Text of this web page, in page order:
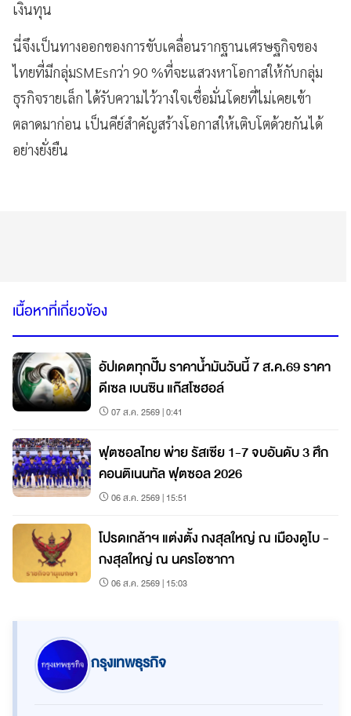
เงินทุน
นี่จึงเป็นทางออกของการขับเคลื่อนรากฐานเศรษฐกิจของ
ไทยที่มีกลุ่มSMEsกว่า 90 %ที่จะแสวงหาโอกาสให้กับกลุ่ม
ธุรกิจรายเล็ก ได้รับความไว้วางใจเชื่อมั่นโดยที่ไม่เคยเข้า
ตลาดมาก่อน เป็นคีย์สำคัญสร้างโอกาสให้เติบโตด้วยกันได้
อย่างยั่งยืน
เนื้อหาที่เกี่ยวข้อง
อัปเดตทุกปั๊ม ราคาน้ำมันวันนี้ 7 ส.ค.69 ราคา
ดีเซล เบนซิน แก๊สโซฮอล์
07 ส.ค. 2569 | 0:41
ฟุตซอลไทย พ่าย รัสเซีย 1-7 จบอันดับ 3 ศึก
คอนติเนนทัล ฟุตซอล 2026
06 ส.ค. 2569 | 15:51
โปรดเกล้าฯ แต่งตั้ง กงสุลใหญ่ ณ เมืองดูไบ -
กงสุลใหญ่ ณ นครโอซากา
06 ส.ค. 2569 | 15:03
กรุงเทพธุรกิจ